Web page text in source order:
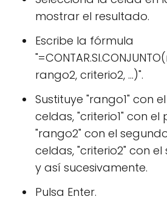
mostrar el resultado.
Escribe la fórmula
rango2, criterio2, ...)".
Sustituye "rango1" con
celdas, "criterio1" con el
"rango2" con el
celdas, "criterio2" con
y así sucesivamente.
Pulsa Enter.